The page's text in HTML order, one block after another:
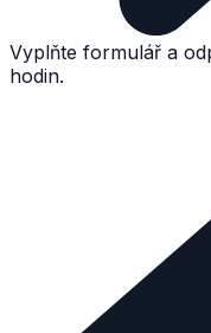
Vyplňte formulář a
hodin.